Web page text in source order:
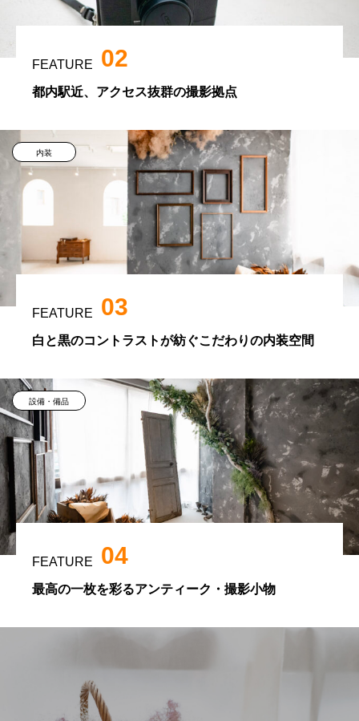
FEATURE 02
都内駅近、アクセス抜群の撮影拠点
内装
FEATURE 03
白と黒のコントラストが紡ぐこだわりの内装空間
設備・備品
FEATURE 04
最高の一枚を彩るアンティーク・撮影小物